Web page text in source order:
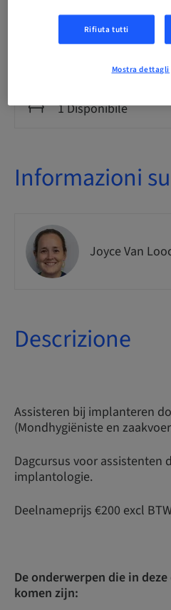
nazionale
1 Disponibile
Informazioni
Joyce Van
Descrizione
Assisteren bij implanteren
(Mondhygiëniste en
Dagcursus voor assistenten
implantologie.
Deelnameprijs €200 excl
De onderwerpen die in
komen zijn:
Rifiuta tutti
Mostra dettagli